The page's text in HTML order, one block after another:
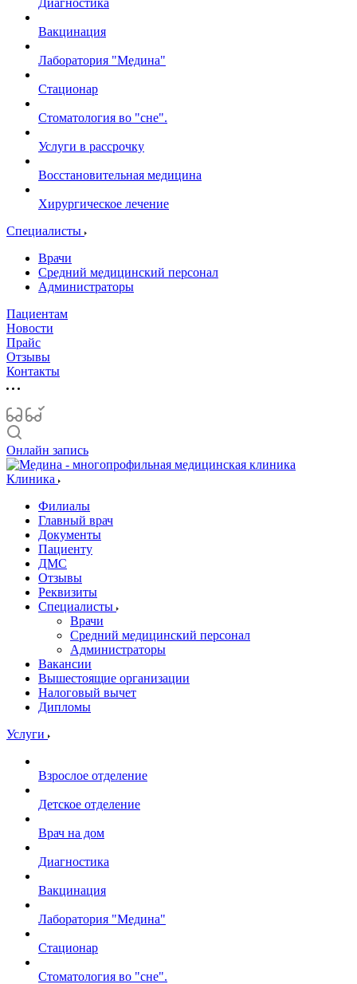
Диагностика
Вакцинация
Лаборатория "Медина"
Стационар
Стоматология во "сне".
Услуги в рассрочку
Восстановительная медицина
Хирургическое лечение
Специалисты
Врачи
Средний медицинский персонал
Администраторы
Пациентам
Новости
Прайс
Отзывы
Контакты
Онлайн запись
Клиника
Филиалы
Главный врач
Документы
Пациенту
ДМС
Отзывы
Реквизиты
Специалисты
Врачи
Средний медицинский персонал
Администраторы
Вакансии
Вышестоящие организации
Налоговый вычет
Дипломы
Услуги
Взрослое отделение
Детское отделение
Врач на дом
Диагностика
Вакцинация
Лаборатория "Медина"
Стационар
Стоматология во "сне".